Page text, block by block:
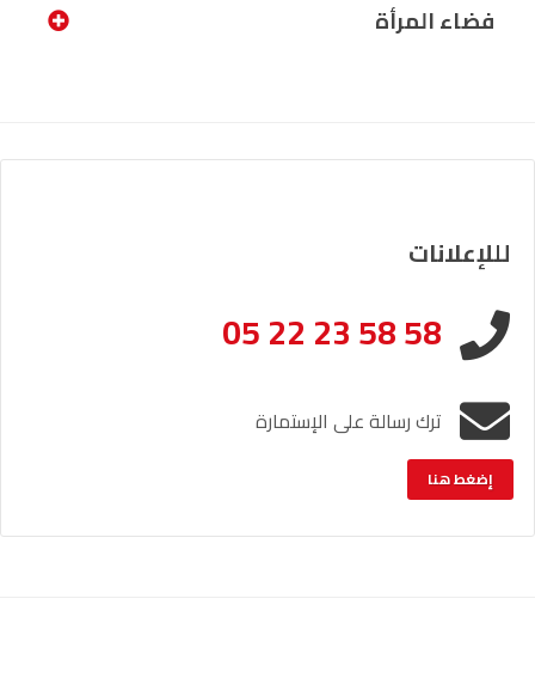
فضاء المرأة
لللإعلانات
05 22 23 58 58
ترك رسالة على الإستمارة
إضغط هنا